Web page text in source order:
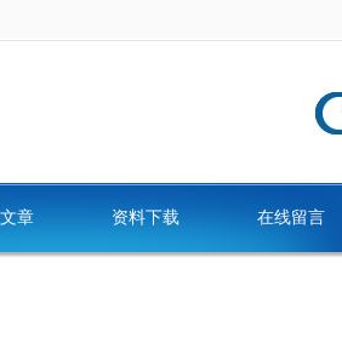
章 资料下载 在线留言